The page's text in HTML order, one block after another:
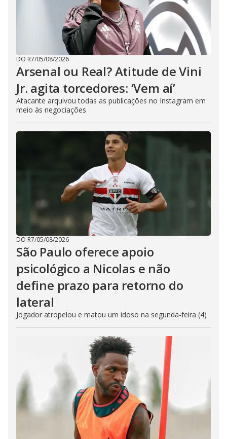
DO R7/05/08/2026
Arsenal ou Real? Atitude de Vini
Jr. agita torcedores: ‘Vem aí’
Atacante arquivou todas as publicações no Instagram em
meio às negociações
DO R7/05/08/2026
São Paulo oferece apoio
psicológico a Nicolas e não
define prazo para retorno do
lateral
Jogador atropelou e matou um idoso na segunda-feira (4)